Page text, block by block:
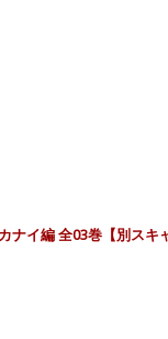
カナイ編 全03巻【別スキ